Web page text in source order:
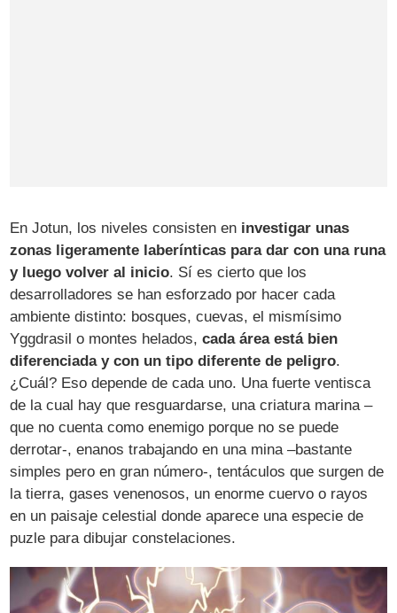
En Jotun, los niveles consisten en investigar unas
zonas ligeramente laberínticas para dar con una runa
y luego volver al inicio. Sí es cierto que los
desarrolladores se han esforzado por hacer cada
ambiente distinto: bosques, cuevas, el mismísimo
Yggdrasil o montes helados,cada área está bien
diferenciada y con un tipo diferente de peligro.
¿Cuál? Eso depende de cada uno. Una fuerte ventisca
de la cual hay que resguardarse, una criatura marina –
que no cuenta como enemigo porque no se puede
derrotar-, enanos trabajando en una mina –bastante
simples pero en gran número-, tentáculos que surgen de
la tierra, gases venenosos, un enorme cuervo o rayos
en un paisaje celestial donde aparece una especie de
puzle para dibujar constelaciones.